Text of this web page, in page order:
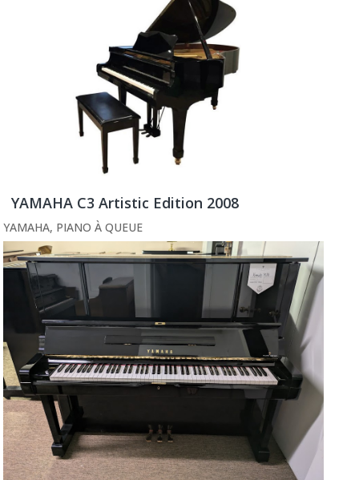
YAMAHA C3 Artistic Edition 2008
YAMAHA, PIANO À QUEUE